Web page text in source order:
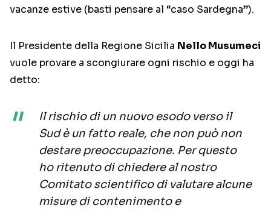
vacanze estive (basti pensare al “caso Sardegna”).
Il Presidente della Regione Sicilia Nello Musumeci
vuole provare a scongiurare ogni rischio e oggi ha
detto:
Il rischio di un nuovo esodo verso il
Sud è un fatto reale, che non può non
destare preoccupazione. Per questo
ho ritenuto di chiedere al nostro
Comitato scientifico di valutare alcune
misure di contenimento e